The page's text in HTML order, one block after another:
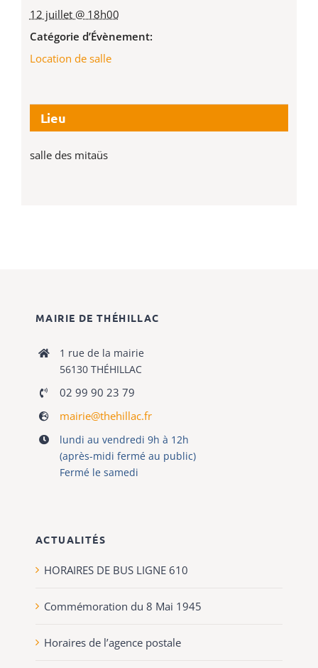
12 juillet @ 18h00
Catégorie d’Évènement:
Location de salle
Lieu
salle des mitaüs
MAIRIE DE THÉHILLAC
1 rue de la mairie
56130 THÉHILLAC
02 99 90 23 79
mairie@thehillac.fr
lundi au vendredi 9h à 12h
(après-midi fermé au public)
Fermé le samedi
ACTUALITÉS
HORAIRES DE BUS LIGNE 610
Commémoration du 8 Mai 1945
Horaires de l’agence postale